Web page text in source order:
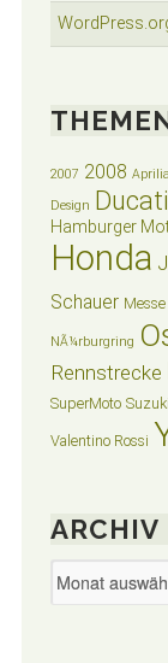
2007 2008 Aprilia
Design Ducati
Hamburger
Honda
Schauer Messe
NÃ¼rburgring
Rennstrecke
SuperMoto Suzuki
Valentino Rossi
ARCHIV
Archiv